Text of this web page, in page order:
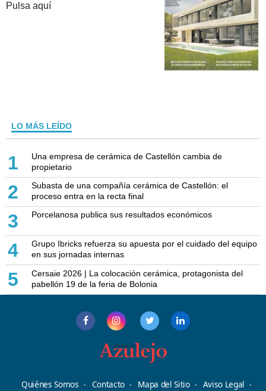
Pulsa aquí
LO MÁS LEÍDO
1
Una empresa de cerámica de Castellón cambia de
propietario
2
Subasta de una compañía cerámica de Castellón: el
proceso entra en la recta final
3 Porcelanosa publica sus resultados económicos
4
Grupo Ibricks refuerza su apuesta por el cuidado del equipo
en sus jornadas internas
5
Cersaie 2026 | La colocación cerámica, protagonista del
pabellón 19 de la feria de Bolonia
Quiénes Somos Contacto Mapa del Sitio
Aviso Legal